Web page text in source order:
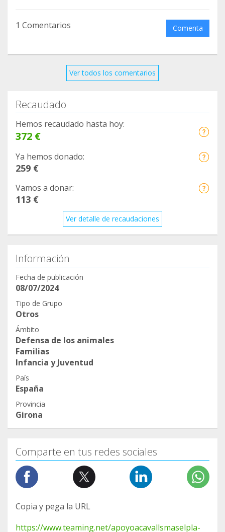
1 Comentarios Comenta
Ver todos los comentarios
Recaudado
Hemos recaudado hasta hoy:
372 €
Ya hemos donado:
259 €
Vamos a donar:
113 €
Ver detalle de recaudaciones
Información
Fecha de publicación
08/07/2024
Tipo de Grupo
Otros
Ámbito
Defensa de los animales
Familias
Infancia y Juventud
País
España
Provincia
Girona
Comparte en tus redes sociales
Copia y pega la URL
https://www.teaming.net/apoyoacavallsmaselpla-